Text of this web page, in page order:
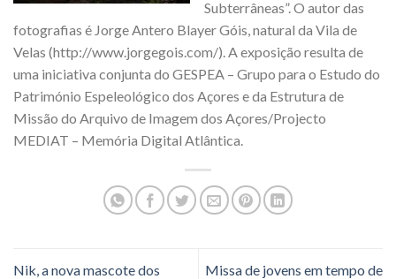
Subterrâneas”. O autor das
fotografias é Jorge Antero Blayer Góis, natural da Vila de
Velas (http://www.jorgegois.com/). A exposição resulta de
uma iniciativa conjunta do GESPEA – Grupo para o Estudo do
Património Espeleológico dos Açores e da Estrutura de
Missão do Arquivo de Imagem dos Açores/Projecto
MEDIAT – Memória Digital Atlântica.
Nik, a nova mascote dos
Missa de jovens em tempo de